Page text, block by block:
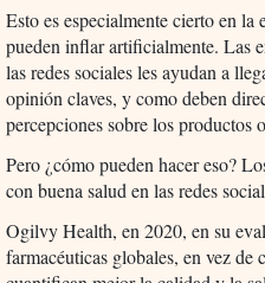
Esto es especialmente cierto en la
pueden inflar artificialmente. Las
las redes sociales les ayudan a
opinión claves, y como deben
percepciones sobre los productos
Pero ¿cómo pueden hacer eso?
con buena salud en las redes
Ogilvy Health, en 2020, en su
farmacéuticas globales, en vez de